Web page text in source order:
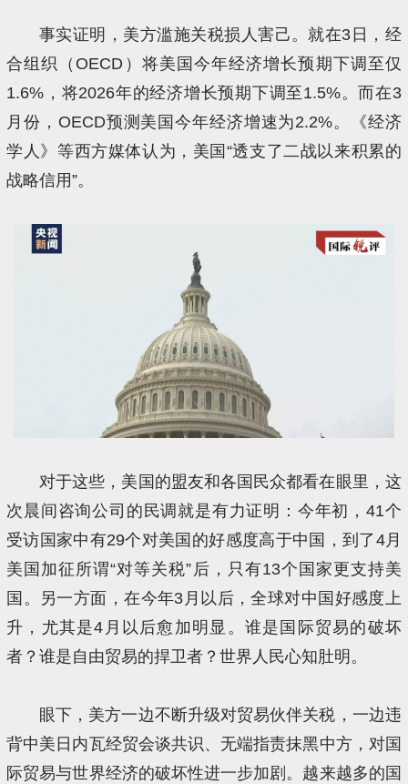
事实证明，美方滥施关税损人害己。就在3日，经
合组织（OECD）将美国今年经济增长预期下调至仅
1.6%，将2026年的经济增长预期下调至1.5%。而在3
月份，OECD预测美国今年经济增速为2.2%。《经济
学人》等西方媒体认为，美国“透支了二战以来积累的
战略信用”。
对于这些，美国的盟友和各国民众都看在眼里，这
次晨间咨询公司的民调就是有力证明：今年初，41个
受访国家中有29个对美国的好感度高于中国，到了4月
美国加征所谓“对等关税”后，只有13个国家更支持美
国。另一方面，在今年3月以后，全球对中国好感度上
升，尤其是4月以后愈加明显。谁是国际贸易的破坏
者？谁是自由贸易的捍卫者？世界人民心知肚明。
眼下，美方一边不断升级对贸易伙伴关税，一边违
背中美日内瓦经贸会谈共识、无端指责抹黑中方，对国
际贸易与世界经济的破坏性进一步加剧。越来越多的国